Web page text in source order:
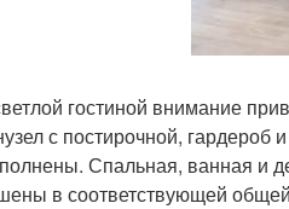
гостиной внимание
с постирочной,
Спальная, ванная и
в соответствующей